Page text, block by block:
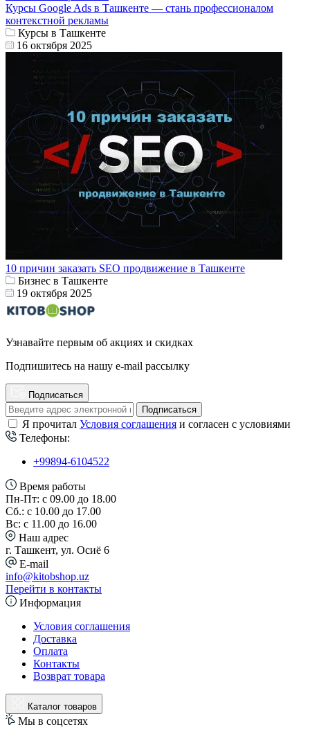
Курсы Google Ads в Ташкенте — стань профессионалом
контекстной рекламы
Курсы в Ташкенте
16 октября 2025
10 причин заказать SEO продвижение в Ташкенте
Бизнес в Ташкенте
19 октября 2025
Узнавайте первым об акциях и скидках
Подпишитесь на нашу e-mail рассылку
Подписаться
Подписаться
Я прочитал Условия соглашения и согласен с условиями
Телефоны:
+99894-6104522
Время работы
Пн-Пт: с 09.00 до 18.00
Сб.: с 10.00 до 17.00
Вс: с 11.00 до 16.00
Наш адрес
г. Ташкент, ул. Осиё 6
E-mail
info@kitobshop.uz
Перейти в контакты
Информация
Условия соглашения
Доставка
Оплата
Контакты
Возврат товара
Каталог товаров
Мы в соцсетях